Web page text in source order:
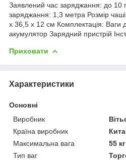
Заявлений час заряджання: до 10
заряджання: 1,3 метра Розмір
x 36,5 x 12 см Комплектація: Ваги
акумулятор Зарядний пристрій
Приховати
Характеристики
Основні
Виробник
Країна виробник
Максимальна вага
55 кг
Тип ваг